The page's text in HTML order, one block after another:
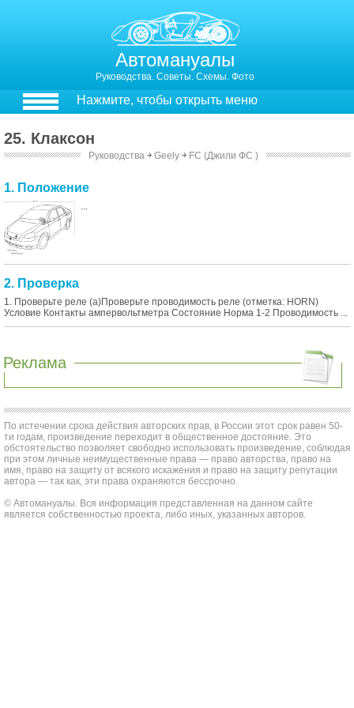
Автомануалы
Руководства. Советы. Схемы. Фото
Нажмите, чтобы открыть меню
25. Клаксон
Руководства ￫ Geely ￫ FC (Джили ФС )
1. Положение
...
2. Проверка
1. Проверьте реле (а)Проверьте проводимость реле (отметка: HORN)
Условие Контакты ампервольтметра Состояние Норма 1-2 Проводимость ...
Реклама
По истечении срока действия авторских прав, в России этот срок равен 50-
ти годам, произведение переходит в общественное достояние. Это
обстоятельство позволяет свободно использовать произведение, соблюдая
при этом личные неимущественные права — право авторства, право на
имя, право на защиту от всякого искажения и право на защиту репутации
автора — так как, эти права охраняются бессрочно.
© Автомануалы. Вся информация представленная на данном сайте
является собственностью проекта, либо иных, указанных авторов.